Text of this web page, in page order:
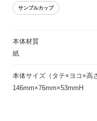
©
サンプルカップ
本体材質
紙
本体サイズ（タテ×ヨコ×高
146mm×76mm×53mmH